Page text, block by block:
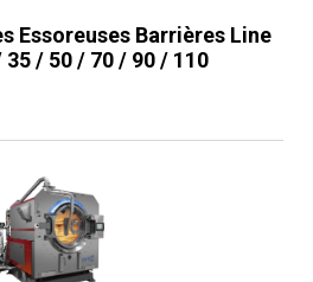
Essoreuses Barrières Line
35 / 50 / 70 / 90 / 110